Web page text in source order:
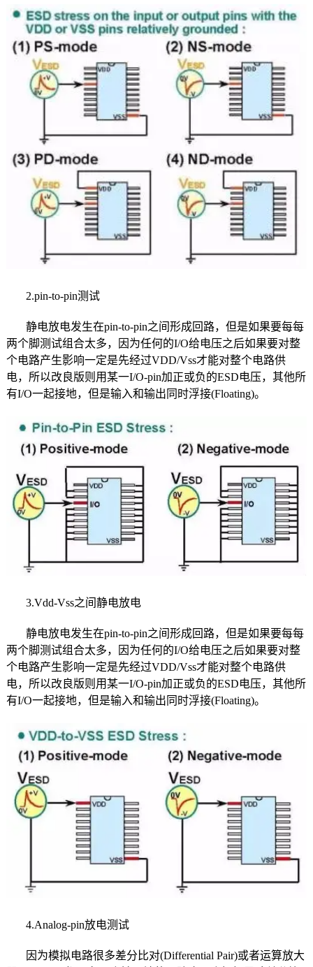
2.pin-to-pin测试
静电放电发生在pin-to-pin之间形成回路，但是如果要每每
两个脚测试组合太多，因为任何的I/O给电压之后如果要对整
个电路产生影响一定是先经过VDD/Vss才能对整个电路供
电，所以改良版则用某一I/O-pin加正或负的ESD电压，其他所
有I/O一起接地，但是输入和输出同时浮接(Floating)。
3.Vdd-Vss之间静电放电
静电放电发生在pin-to-pin之间形成回路，但是如果要每每
两个脚测试组合太多，因为任何的I/O给电压之后如果要对整
个电路产生影响一定是先经过VDD/Vss才能对整个电路供
电，所以改良版则用某一I/O-pin加正或负的ESD电压，其他所
有I/O一起接地，但是输入和输出同时浮接(Floating)。
4.Analog-pin放电测试
因为模拟电路很多差分比对(Differential Pair)或者运算放大